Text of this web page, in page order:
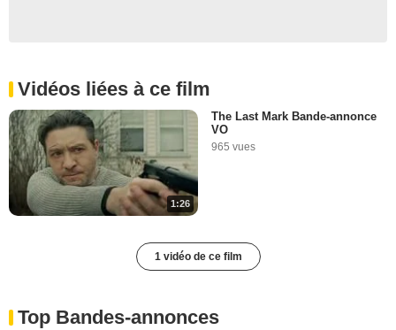
Vidéos liées à ce film
1:26
The Last Mark Bande-annonce
VO
965 vues
1 vidéo de ce film
Top Bandes-annonces